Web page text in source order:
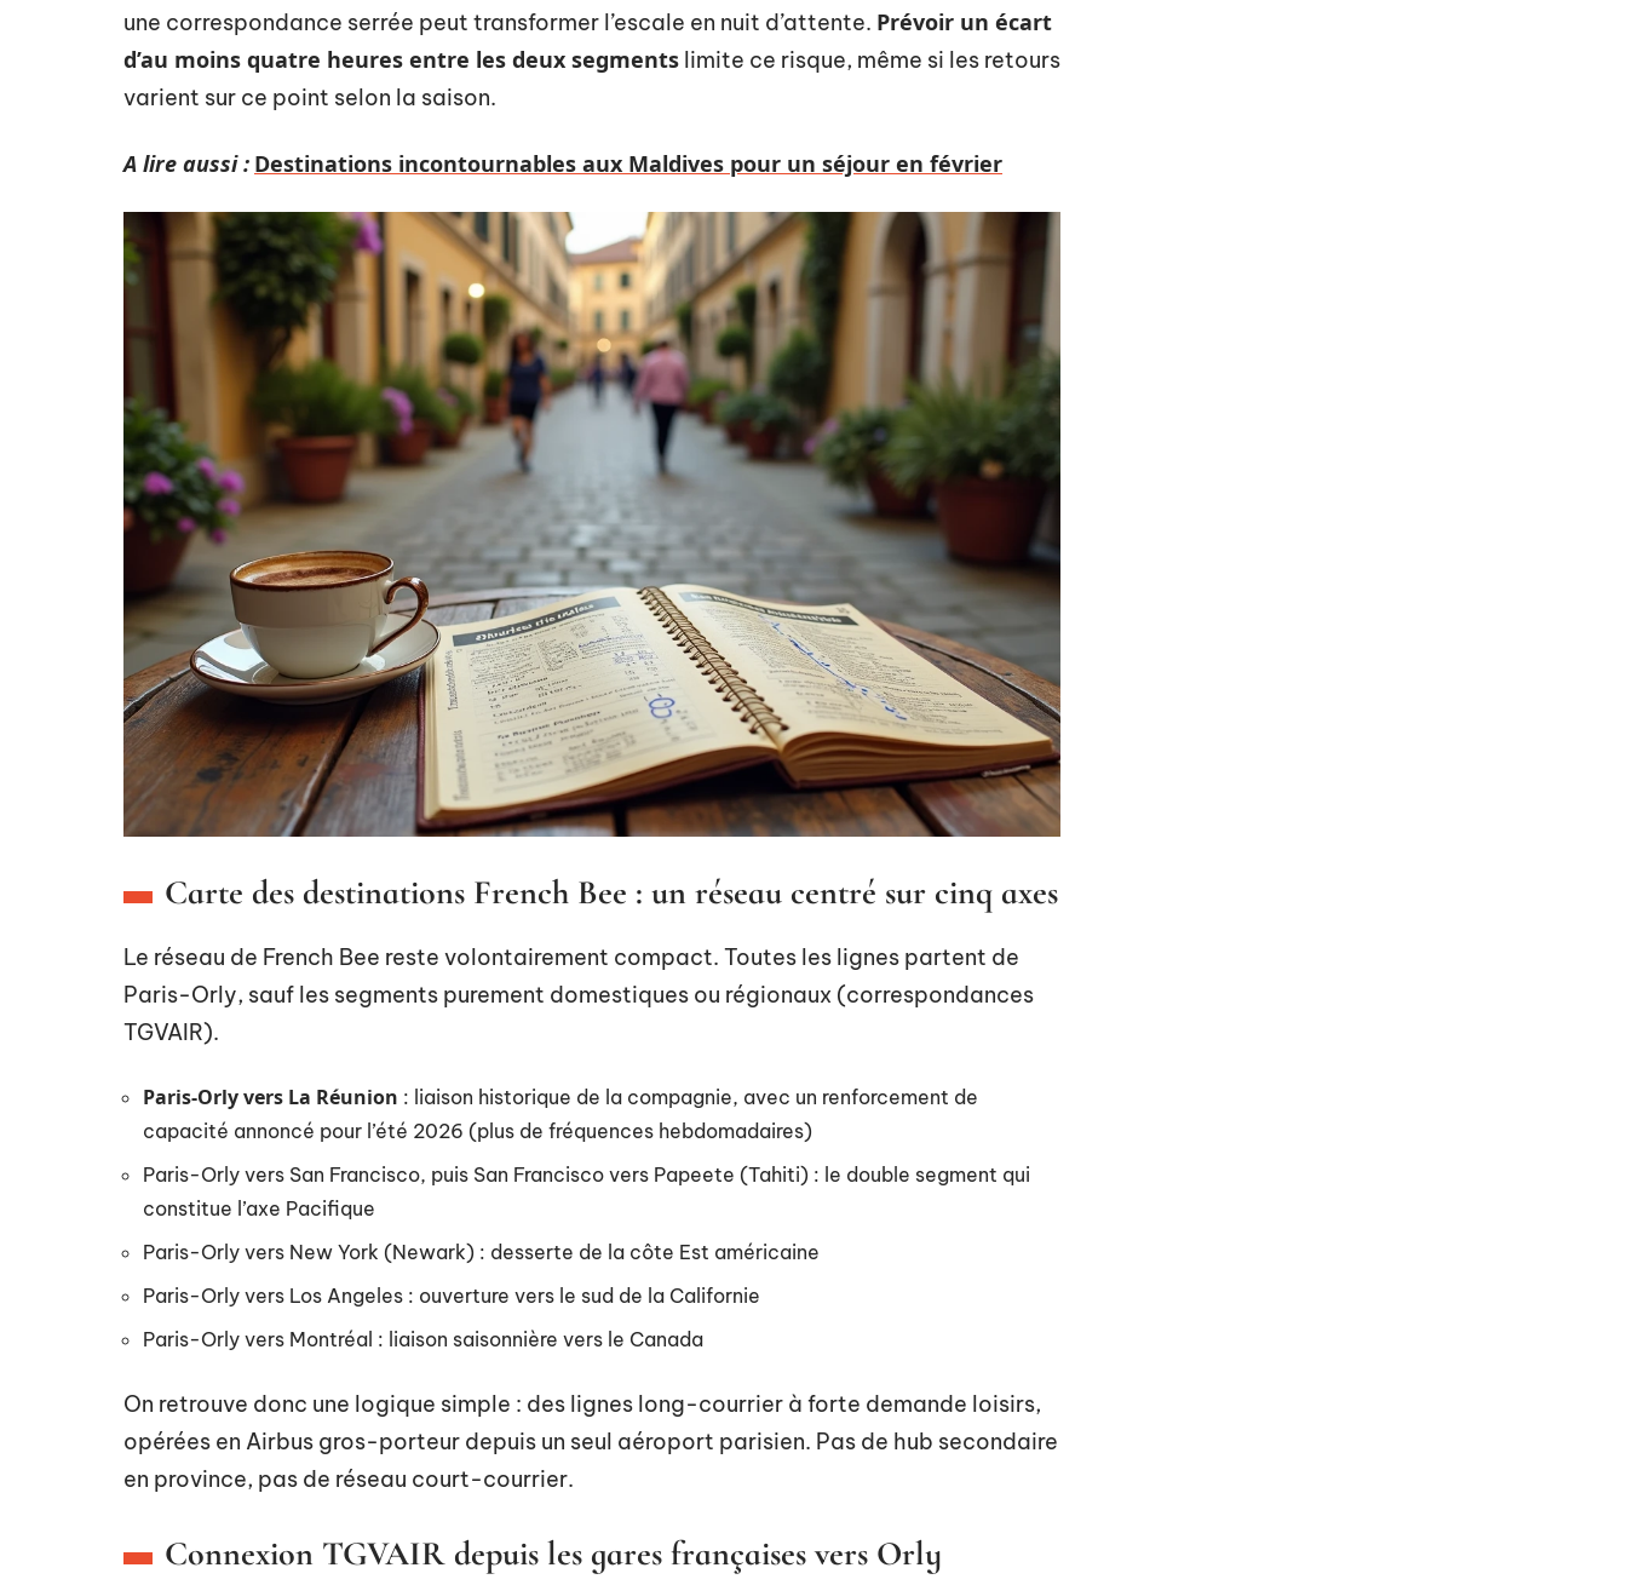
une correspondance serrée peut transformer l’escale en nuit d’attente. Prévoir un écart
d’au moins quatre heures entre les deux segments limite ce risque, même si les retours
varient sur ce point selon la saison.
A lire aussi : Destinations incontournables aux Maldives pour un séjour en février
Carte des destinations French Bee : un réseau centré sur cinq axes
Le réseau de French Bee reste volontairement compact. Toutes les lignes partent de
Paris-Orly, sauf les segments purement domestiques ou régionaux (correspondances
TGVAIR).
Paris-Orly vers La Réunion : liaison historique de la compagnie, avec un renforcement de
capacité annoncé pour l’été 2026 (plus de fréquences hebdomadaires)
Paris-Orly vers San Francisco, puis San Francisco vers Papeete (Tahiti) : le double segment qui
constitue l’axe Pacifique
Paris-Orly vers New York (Newark) : desserte de la côte Est américaine
Paris-Orly vers Los Angeles : ouverture vers le sud de la Californie
Paris-Orly vers Montréal : liaison saisonnière vers le Canada
On retrouve donc une logique simple : des lignes long-courrier à forte demande loisirs,
opérées en Airbus gros-porteur depuis un seul aéroport parisien. Pas de hub secondaire
en province, pas de réseau court-courrier.
Connexion TGVAIR depuis les gares françaises vers Orly